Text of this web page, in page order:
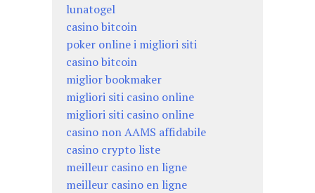
lunatogel
casino bitcoin
poker online i migliori siti
casino bitcoin
miglior bookmaker
migliori siti casino online
migliori siti casino online
casino non AAMS affidabile
casino crypto liste
meilleur casino en ligne
meilleur casino en ligne